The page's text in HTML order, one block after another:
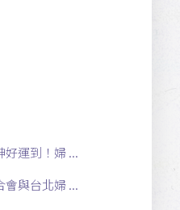
好運到！婦 ...
會與台北婦 ...